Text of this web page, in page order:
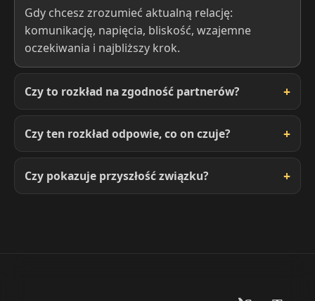
Gdy chcesz zrozumieć aktualną relację:
komunikację, napięcia, bliskość, wzajemne
oczekiwania i najbliższy krok.
Czy to rozkład na zgodność partnerów?
Czy ten rozkład odpowie, co on czuje?
Czy pokazuje przyszłość związku?